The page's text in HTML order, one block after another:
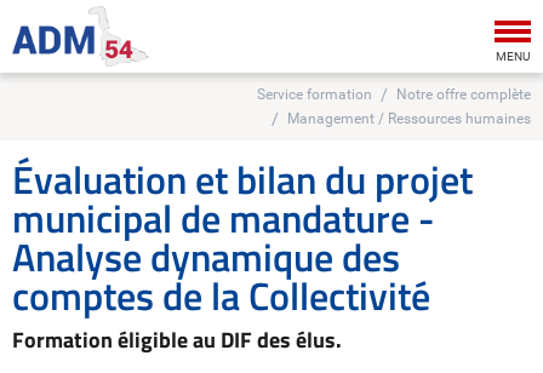
MENU
Service formation
Notre offre complète
Management / Ressources humaines
Évaluation et bilan du projet
municipal de mandature -
Analyse dynamique des
comptes de la Collectivité
Formation éligible au DIF des élus.